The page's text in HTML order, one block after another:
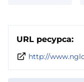
URL ресурса:
http://